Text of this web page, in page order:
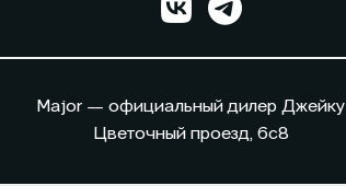
Major — официальный дилер Джейку
Цветочный проезд, 6с8